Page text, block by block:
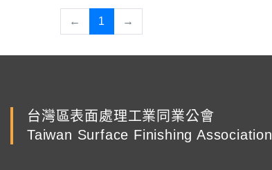
← 1 →
台灣區表面處理工業同業公會
Taiwan Surface Finishing Association